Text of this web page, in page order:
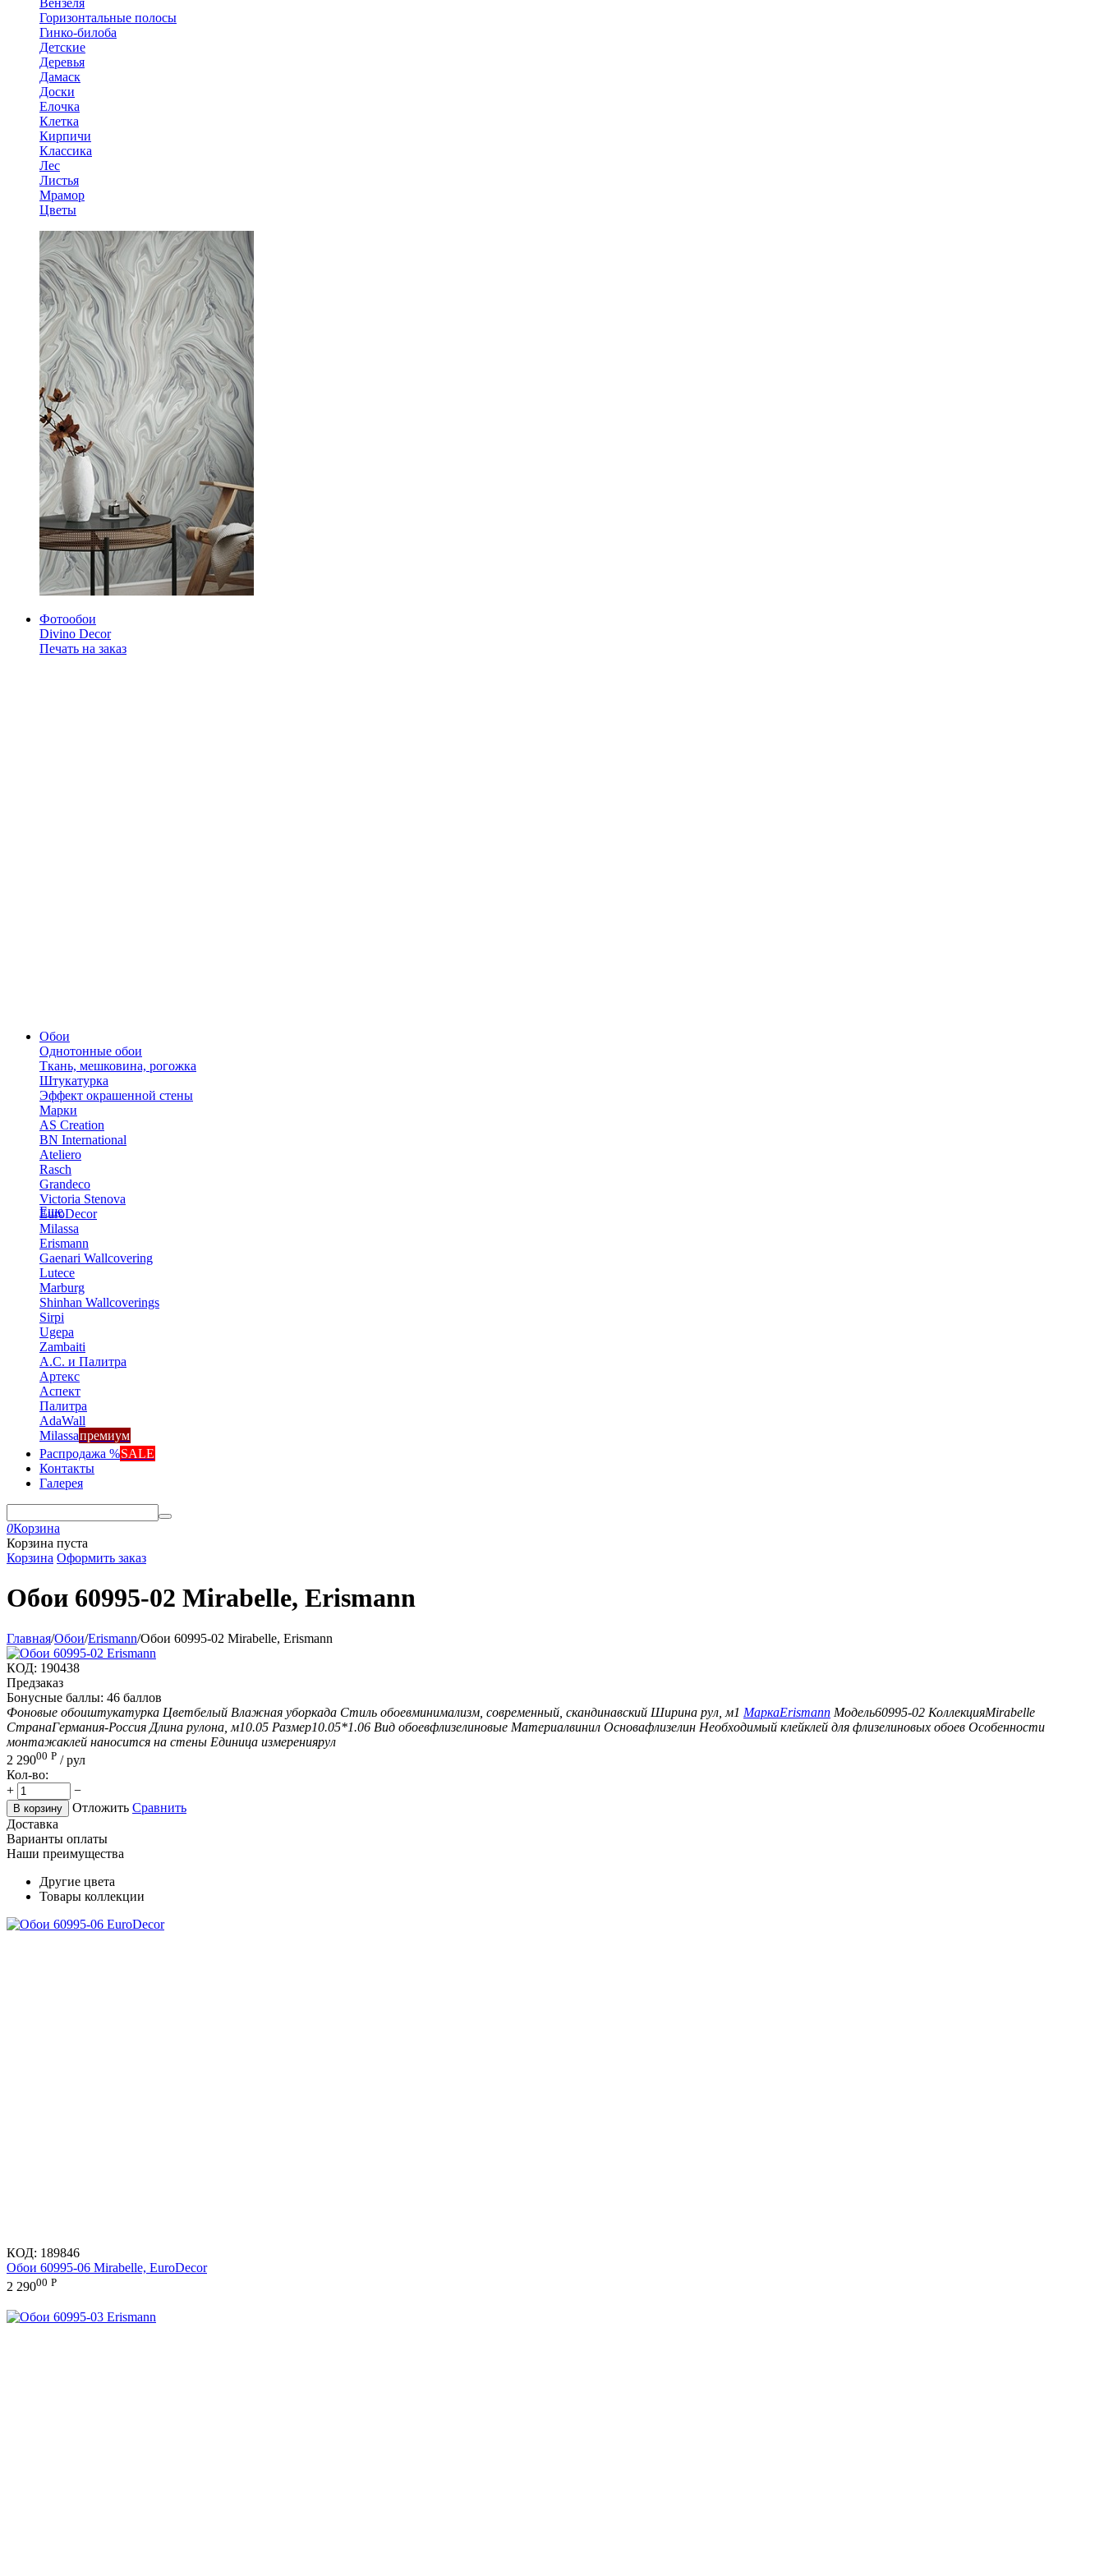
Вензеля
Горизонтальные полосы
Гинко-билоба
Детские
Деревья
Дамаск
Доски
Елочка
Клетка
Кирпичи
Классика
Лес
Листья
Мрамор
Цветы
Фотообои
Divino Decor
Печать на заказ
Обои
Однотонные обои
Ткань, мешковина, рогожка
Штукатурка
Эффект окрашенной стены
Марки
AS Creation
BN International
Ateliero
Rasch
Grandeco
Victoria Stenova
EuroDecor
Milassa
Erismann
Gaenari Wallcovering
Lutece
Marburg
Shinhan Wallcoverings
Sirpi
Ugepa
Zambaiti
А.С. и Палитра
Артекс
Аспект
Палитра
AdaWall
Milassaпремиум
Еще
Распродажа %SALE
Контакты
Галерея
0Корзина
Корзина пуста
Корзина Оформить заказ
Обои 60995-02 Mirabelle, Erismann
Главная/Обои/Erismann/Обои 60995-02 Mirabelle, Erismann
КОД: 190438
Предзаказ
Бонусные баллы: 46 баллов
Фоновые обоиштукатурка Цветбелый Влажная уборкада Стиль обоевминимализм, современный, скандинавский Ширина рул, м1 МаркаErismann Модель60995-02 КоллекцияMirabelle
СтранаГермания-Россия Длина рулона, м10.05 Размер10.05*1.06 Вид обоевфлизелиновые Материалвинил Основафлизелин Необходимый клейклей для флизелиновых обоев Особенности
монтажаклей наносится на стены Единица измерениярул
2 29000 Р / рул
Кол-во:
+
−
В корзину Отложить Сравнить
Доставка
Варианты оплаты
Наши преимущества
Другие цвета
Товары коллекции
КОД: 189846
Обои 60995-06 Mirabelle, EuroDecor
2 29000 Р